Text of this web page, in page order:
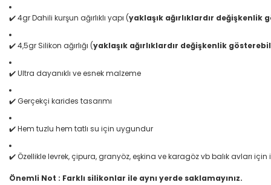
✔️ 4gr Dahili kurşun ağırlıklı yapı (yaklaşık ağırlıklardır değişkenlik
✔️ 4,5gr Silikon ağırlığı (yaklaşık ağırlıklardır değişkenlik
✔️ Ultra dayanıklı ve esnek malzeme
✔️ Gerçekçi karides tasarımı
✔️ Hem tuzlu hem tatlı su için uygundur
✔️ Özellikle levrek, çipura, granyöz, eşkina ve karagöz vb balık avları için
Önemli Not : Farklı silikonlar ile aynı yerde saklamayınız.